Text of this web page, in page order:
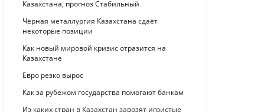
Казахстана, прогноз Стабильный
Чёрная металлургия Казахстана сдаёт
некоторые позиции
Как новый мировой кризис отразится на
Казахстане
Eврo рeзкo вырос
Как за рубежом государства помогают банкам
Из каких стран в Казахстан завозят игристые